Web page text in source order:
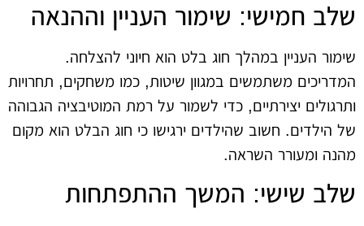
שלב חמישי: שימור העניין וההנאה
שימור העניין במהלך חוג בלט הוא חיוני להצלחה.
המדריכים משתמשים במגוון שיטות, כמו משחקים, תחרויות
ותרגולים יצירתיים, כדי לשמור על רמת המוטיבציה הגבוהה
של הילדים. חשוב שהילדים ירגישו כי חוג הבלט הוא מקום
מהנה ומעורר השראה.
שלב שישי: המשך ההתפתחות